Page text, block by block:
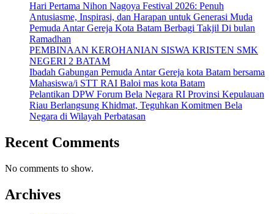
Hari Pertama Nihon Nagoya Festival 2026: Penuh
Antusiasme, Inspirasi, dan Harapan untuk Generasi Muda
Pemuda Antar Gereja Kota Batam Berbagi Takjil Di bulan
Ramadhan
PEMBINAAN KEROHANIAN SISWA KRISTEN SMK
NEGERI 2 BATAM
Ibadah Gabungan Pemuda Antar Gereja kota Batam bersama
Mahasiswa/i STT RAI Baloi mas kota Batam
Pelantikan DPW Forum Bela Negara RI Provinsi Kepulauan
Riau Berlangsung Khidmat, Teguhkan Komitmen Bela
Negara di Wilayah Perbatasan
Recent Comments
No comments to show.
Archives